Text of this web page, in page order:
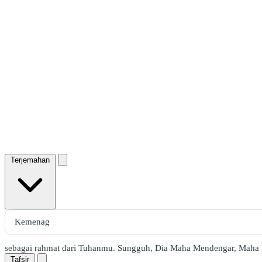
Terjemahan
sebagai rahmat dari Tuhanmu. Sungguh, Dia Maha Mendengar,
Tafsir